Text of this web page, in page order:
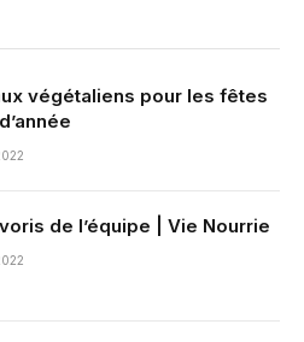
végétaliens pour les fêtes
de l’équipe | Vie Nourrie